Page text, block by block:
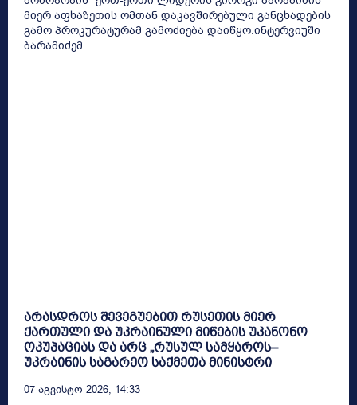
მიერ აფხაზეთის ომთან დაკავშირებული განცხადების
გამო პროკურატურამ გამოძიება დაიწყო.ინტერვიუში
ბარამიძემ...
არასდროს შევეგუებით რუსეთის მიერ
ქართული და უკრაინული მიწების უკანონო
ოკუპაციას და არც „რუსულ სამყაროს–
უკრაინის საგარეო საქმეთა მინისტრი
07 Აგვისტო 2026, 14:33